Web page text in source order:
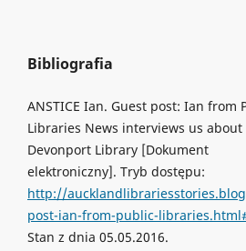
Bibliografia
ANSTICE Ian. Guest post: Ian from
Libraries News interviews us about
Devonport Library [Dokument
elektroniczny]. Tryb dostępu:
http://
post-ian-from-public-
Stan z dnia 05.05.2016.